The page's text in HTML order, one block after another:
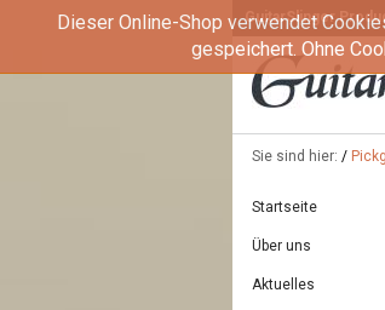
Dieser Online-Shop verwendet
gespeichert. Ohne
GuitarSlinger
Sie sind hier: /
Startseite
Über uns
Aktuelles